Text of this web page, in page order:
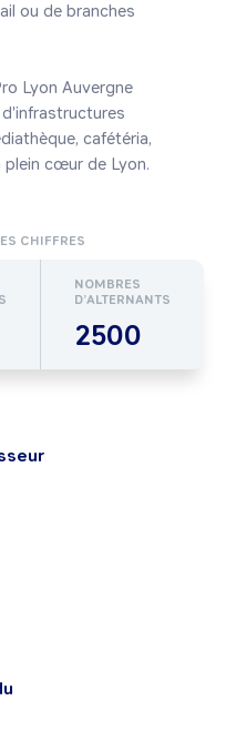
ou de branches
Lyon Auvergne
d'infrastructures
cafétéria,
plein cœur de Lyon.
CHIFFRES
NOMBRES
D’ALTERNANTS
2500